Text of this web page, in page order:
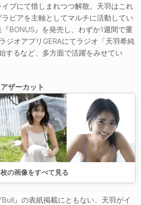
ブにて惜しまれつつ解散。天羽はこれ
ビアを主軸としてマルチに活動してい
BONUS』を発売し、わずか1週間で重
ジオアプリGERAにてラジオ「天羽希純
するなど、多方面で活躍をみせてい
ザーカット
枚の画像をすべて見る
』の表紙掲載にともない、天羽がイ